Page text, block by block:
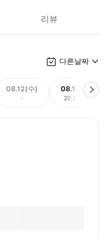
리뷰
다른날짜
08.12(수)
-
08.13(목)
20,546원